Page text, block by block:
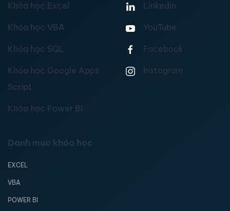
Khóa học Excel
Khóa học VBA
Khóa học SQL
Khóa học Google Apps
Script
Khóa học Power BI
Linkedin
YouTube
Facebook
Instagram
Danh mục khóa học
EXCEL
VBA
POWER BI